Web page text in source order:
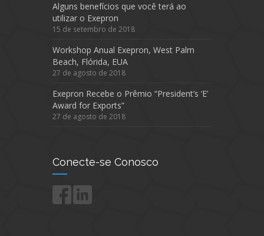
Alguns benefícios que você terá ao
utilizar o Exepron
15 de setembro de 2018
Workshop Anual Exepron, West Palm
Beach, Flórida, EUA
27 de agosto de 2018
Exepron Recebe o Prêmio “President’s ‘E’
Award for Exports”
27 de agosto de 2018
Conecte-se Conosco